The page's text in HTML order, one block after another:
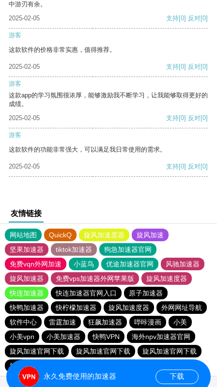
中游刃有余。
2025-02-05
支持[0] 反对[0]
游客
这款软件的价格非常实惠，值得推荐。
2025-02-05 支持[0] 反对[0]
游客
这款app的学习氛围很浓厚，能够激励我不断学习，让我能够取得更好的
成绩。
2025-02-05
支持[0] 反对[0]
游客
这款软件的功能非常强大，可以满足我日常使用的需求。
2025-02-05 支持[0] 反对[0]
友情链接
网站地图 QuickQ 旋风加速度器
旋风加速
坚果加速器
tiktok加速器
狗急加速器官网
免费vqn外网加速
小蓝鸟 优途加速器官网
风驰加速器
旋风加速器
免费vps加速器外网苹果版
旋风加速度器
快连加速器
快连加速器官网入口
原子加速器
快鸭加速器
快柠檬加速器 旋风加速度器
外网网址导航
软件中心
雷霆加速 狂飙加速器 哔咔漫画
小美
小美vpn
小美加速器 快鸭VPN
海外npv加速器官网
旋风加速官网下载
旋风加速官网下载
旋风加速官网下载
旋风加速官网下载
永久免费使用的加速器 下载